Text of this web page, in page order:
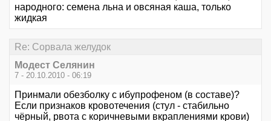
народного: семена льна и овсяная каша, только
жидкая
Re: Сорвала желудок
Модест Селянин
7 - 20.10.2010 - 06:19
Принмали обезболку с ибупрофеном (в составе)?
Если признаков кровотечения (стул - стабильно
чёрный, рвота с коричневыми вкраплениями крови)